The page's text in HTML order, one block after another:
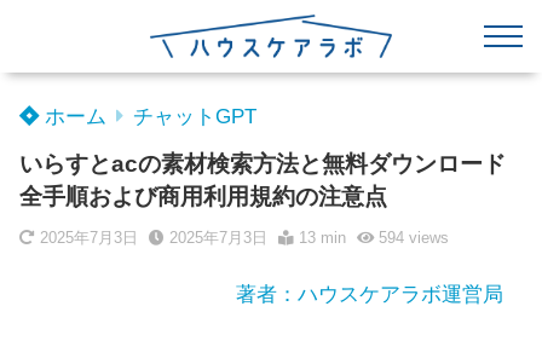
ホーム チャットGPT
いらすとacの素材検索方法と無料ダウンロード
全手順および商用利用規約の注意点
2025年7月3日 2025年7月3日 13 min 594views
著者：ハウスケアラボ運営局